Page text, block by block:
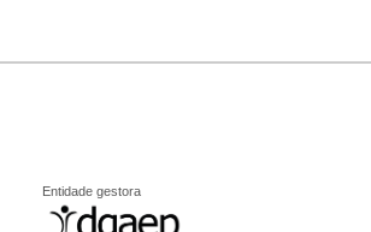
Entidade gestora